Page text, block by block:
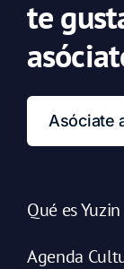
te
Asóciate
Qué es Yuzin
Agenda